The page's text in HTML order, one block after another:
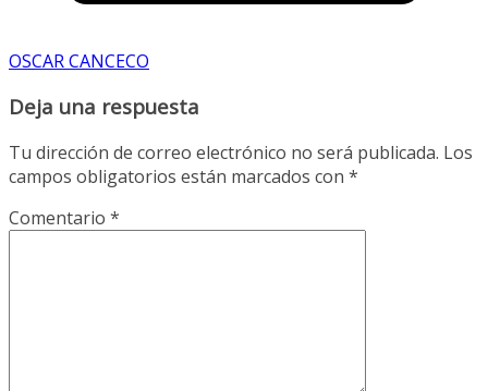
OSCAR CANCECO
Deja una respuesta
Tu dirección de correo electrónico no será publicada. Los
campos obligatorios están marcados con *
Comentario *